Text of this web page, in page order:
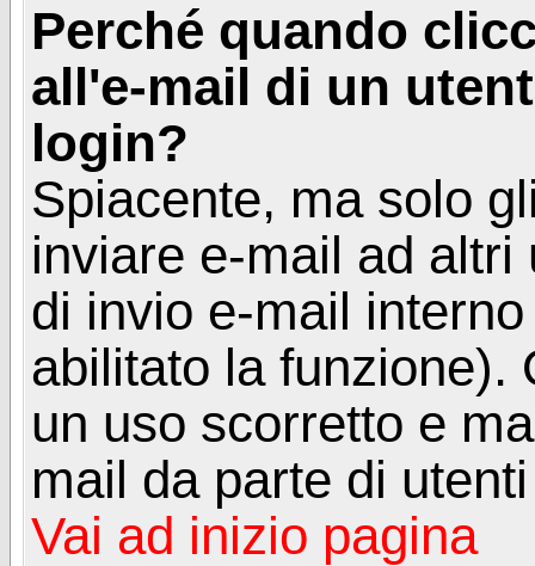
Perché quando
all'e-mail di un
login?
Spiacente, ma solo
inviare e-mail ad
di invio e-mail
abilitato la funzione).
un uso scorretto e
mail da parte di
Vai ad inizio pagina